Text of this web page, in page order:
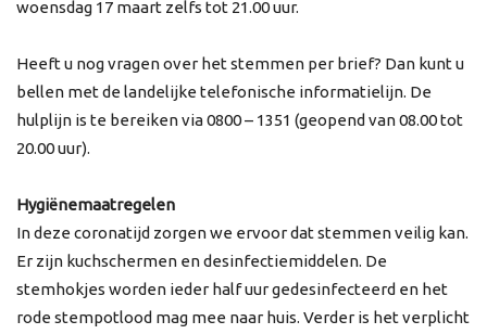
woensdag 17 maart zelfs tot 21.00 uur.
Heeft u nog vragen over het stemmen per brief? Dan kunt u
bellen met de landelijke telefonische informatielijn. De
hulplijn is te bereiken via 0800 – 1351 (geopend van 08.00 tot
20.00 uur).
Hygiënemaatregelen
In deze coronatijd zorgen we ervoor dat stemmen veilig kan.
Er zijn kuchschermen en desinfectiemiddelen. De
stemhokjes worden ieder half uur gedesinfecteerd en het
rode stempotlood mag mee naar huis. Verder is het verplicht